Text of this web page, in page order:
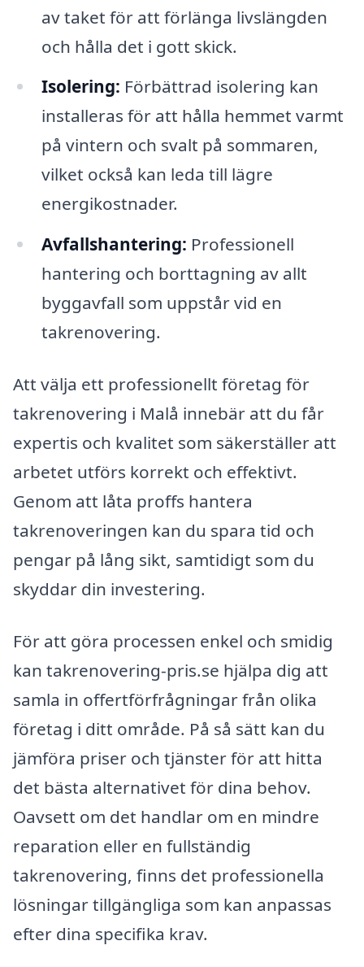
av taket för att förlänga livslängden
och hålla det i gott skick.
Isolering: Förbättrad isolering kan
installeras för att hålla hemmet varmt
på vintern och svalt på sommaren,
vilket också kan leda till lägre
energikostnader.
Avfallshantering: Professionell
hantering och borttagning av allt
byggavfall som uppstår vid en
takrenovering.
Att välja ett professionellt företag för
takrenovering i Malå innebär att du får
expertis och kvalitet som säkerställer att
arbetet utförs korrekt och effektivt.
Genom att låta proffs hantera
takrenoveringen kan du spara tid och
pengar på lång sikt, samtidigt som du
skyddar din investering.
För att göra processen enkel och smidig
kan takrenovering-pris.se hjälpa dig att
samla in offertförfrågningar från olika
företag i ditt område. På så sätt kan du
jämföra priser och tjänster för att hitta
det bästa alternativet för dina behov.
Oavsett om det handlar om en mindre
reparation eller en fullständig
takrenovering, finns det professionella
lösningar tillgängliga som kan anpassas
efter dina specifika krav.